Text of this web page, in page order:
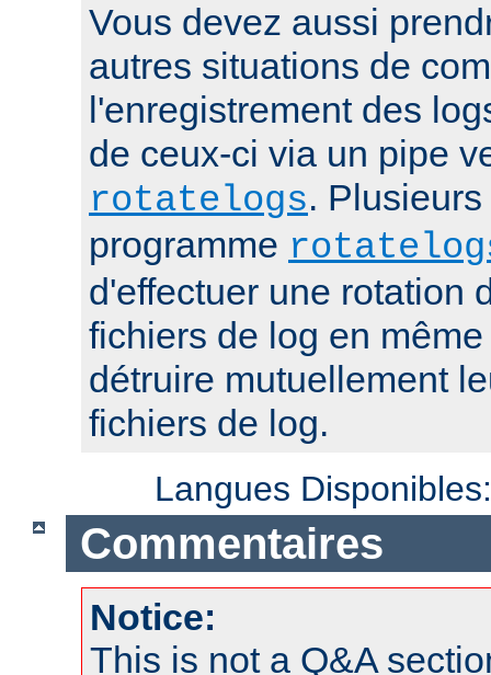
Vous devez aussi
autres situations de
l'enregistrement des
de ceux-ci via un pipe
rotatelogs.
programme
d'effectuer une rotation
fichiers de log en
détruire mutuellement
fichiers de log.
Langues
Commentaires
Notice:
This is not a Q&A